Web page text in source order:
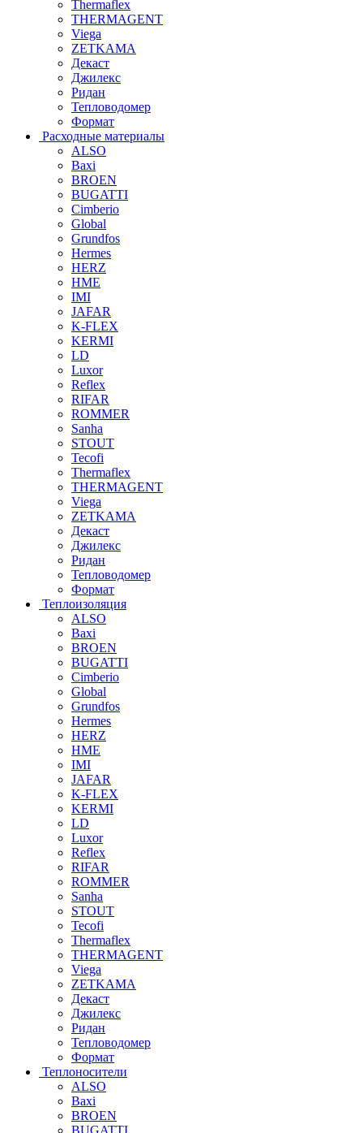
Thermaflex
THERMAGENT
Viega
ZETKAMA
Декаст
Джилекс
Ридан
Тепловодомер
Формат
Расходные материалы
ALSO
Baxi
BROEN
BUGATTI
Cimberio
Global
Grundfos
Hermes
HERZ
HME
IMI
JAFAR
K-FLEX
KERMI
LD
Luxor
Reflex
RIFAR
ROMMER
Sanha
STOUT
Tecofi
Thermaflex
THERMAGENT
Viega
ZETKAMA
Декаст
Джилекс
Ридан
Тепловодомер
Формат
Теплоизоляция
ALSO
Baxi
BROEN
BUGATTI
Cimberio
Global
Grundfos
Hermes
HERZ
HME
IMI
JAFAR
K-FLEX
KERMI
LD
Luxor
Reflex
RIFAR
ROMMER
Sanha
STOUT
Tecofi
Thermaflex
THERMAGENT
Viega
ZETKAMA
Декаст
Джилекс
Ридан
Тепловодомер
Формат
Теплоносители
ALSO
Baxi
BROEN
BUGATTI